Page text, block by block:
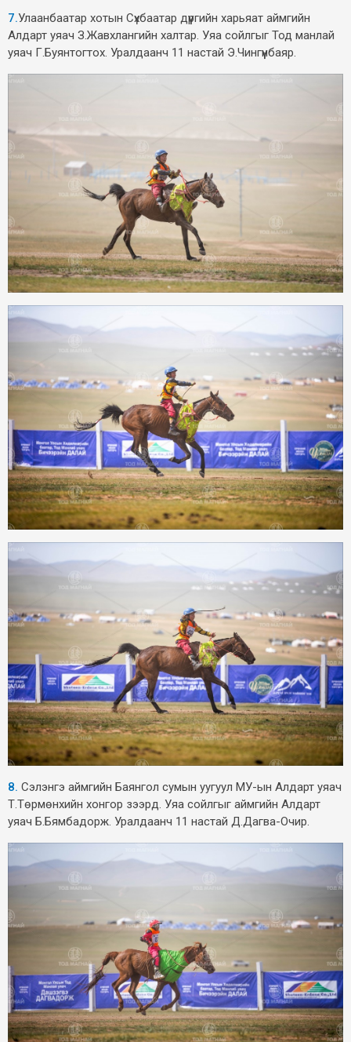
7.Улаанбаатар хотын Сүхбаатар дүүргийн харьяат аймгийн
Алдарт уяач З.Жавхлангийн халтар. Уяа сойлгыг Тод манлай
уяач Г.Буянтогтох. Уралдаанч 11 настай Э.Чингүүнбаяр.
8. Сэлэнгэ аймгийн Баянгол сумын уугуул МУ-ын Алдарт уяач
Т.Төрмөнхийн хонгор зээрд. Уяа сойлгыг аймгийн Алдарт
уяач Б.Бямбадорж. Уралдаанч 11 настай Д.Дагва-Очир.